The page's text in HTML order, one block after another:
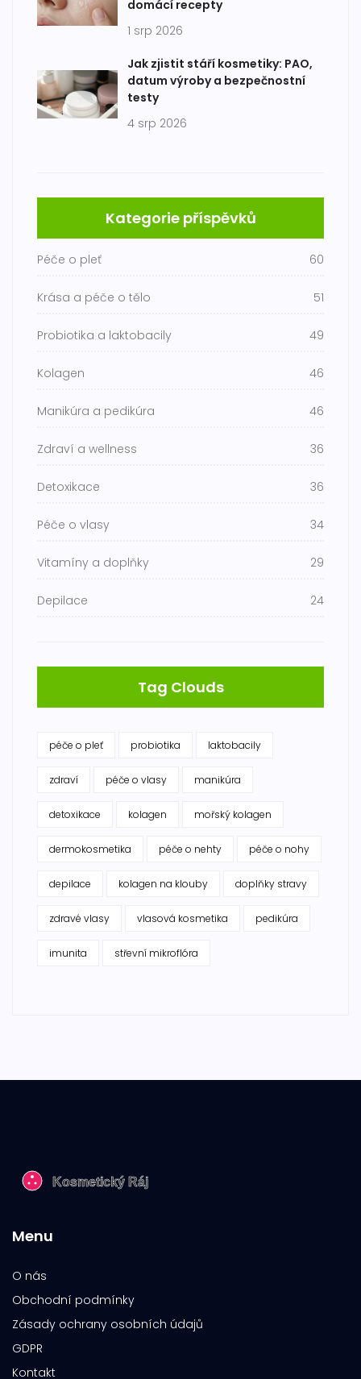
domácí recepty
1 srp 2026
Jak zjistit stáří kosmetiky: PAO,
datum výroby a bezpečnostní
testy
4 srp 2026
Kategorie příspěvků
Péče o pleť 60
Krása a péče o tělo 51
Probiotika a laktobacily 49
Kolagen 46
Manikúra a pedikúra 46
Zdraví a wellness 36
Detoxikace 36
Péče o vlasy 34
Vitamíny a doplňky 29
Depilace 24
Tag Clouds
péče o pleť probiotika laktobacily
zdraví péče o vlasy manikúra
detoxikace kolagen mořský kolagen
dermokosmetika péče o nehty péče o nohy
depilace kolagen na klouby doplňky stravy
zdravé vlasy vlasová kosmetika pedikúra
imunita střevní mikroflóra
Menu
O nás
Obchodní podmínky
Zásady ochrany osobních údajů
GDPR
Kontakt